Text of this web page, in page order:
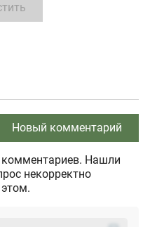
Новый комментарий
Нашли
некорректно